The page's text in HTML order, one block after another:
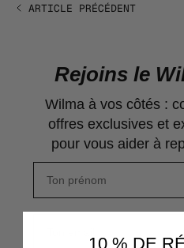
ARTICLE PRÉCÉDENT
Rejoins le
Wilma à vos côtés :
offres exclusives et
pour vous aider à
10 % DE